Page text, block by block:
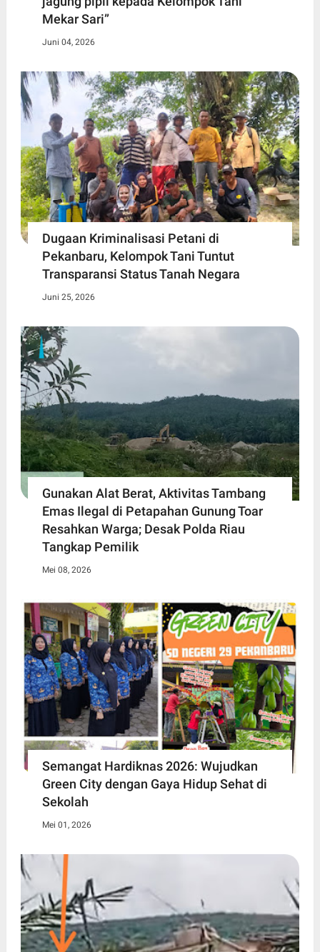
Mekar Sari”
Juni 04, 2026
Dugaan Kriminalisasi Petani di
Pekanbaru, Kelompok Tani Tuntut
Transparansi Status Tanah Negara
Juni 25, 2026
Gunakan Alat Berat, Aktivitas Tambang
Emas Ilegal di Petapahan Gunung Toar
Resahkan Warga; Desak Polda Riau
Tangkap Pemilik
Mei 08, 2026
Semangat Hardiknas 2026: Wujudkan
Green City dengan Gaya Hidup Sehat di
Sekolah
Mei 01, 2026